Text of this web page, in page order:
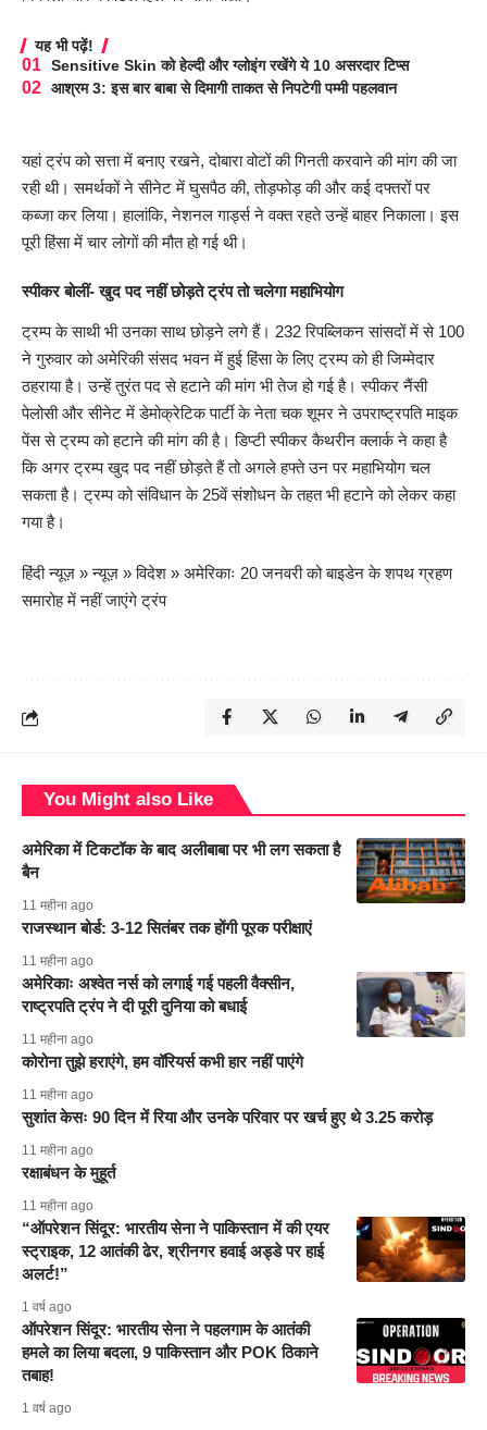
यह भी पढ़ें!
Sensitive Skin को हेल्दी और ग्लोइंग रखेंगे ये 10 असरदार टिप्स
आश्रम 3: इस बार बाबा से दिमागी ताकत से निपटेगी पम्मी पहलवान
यहां ट्रंप को सत्ता में बनाए रखने, दोबारा वोटों की गिनती करवाने की मांग की जा
रही थी। समर्थकों ने सीनेट में घुसपैठ की, तोड़फोड़ की और कई दफ्तरों पर
कब्जा कर लिया। हालांकि, नेशनल गार्ड्स ने वक्त रहते उन्हें बाहर निकाला। इस
पूरी हिंसा में चार लोगों की मौत हो गई थी।
स्पीकर बोलीं- खुद पद नहीं छोड़ते ट्रंप तो चलेगा महाभियोग
ट्रम्प के साथी भी उनका साथ छोड़ने लगे हैं। 232 रिपब्लिकन सांसदों में से 100
ने गुरुवार को अमेरिकी संसद भवन में हुई हिंसा के लिए ट्रम्प को ही जिम्मेदार
ठहराया है। उन्हें तुरंत पद से हटाने की मांग भी तेज हो गई है। स्पीकर नैंसी
पेलोसी और सीनेट में डेमोक्रेटिक पार्टी के नेता चक शूमर ने उपराष्ट्रपति माइक
पेंस से ट्रम्प को हटाने की मांग की है। डिप्टी स्पीकर कैथरीन क्लार्क ने कहा है
कि अगर ट्रम्प खुद पद नहीं छोड़ते हैं तो अगले हफ्ते उन पर महाभियोग चल
सकता है। ट्रम्प को संविधान के 25वें संशोधन के तहत भी हटाने को लेकर कहा
गया है।
हिंदी न्यूज़ »न्यूज़ »विदेश » अमेरिकाः 20 जनवरी को बाइडेन के शपथ ग्रहण
समारोह में नहीं जाएंगे ट्रंप
You Might also Like
अमेरिका में टिकटॉक के बाद अलीबाबा पर भी लग सकता है
बैन
11 महीना ago
राजस्थान बोर्ड: 3-12 सितंबर तक होंगी पूरक परीक्षाएं
11 महीना ago
अमेरिकाः अश्वेत नर्स को लगाई गई पहली वैक्सीन,
राष्ट्रपति ट्रंप ने दी पूरी दुनिया को बधाई
11 महीना ago
कोरोना तुझे हराएंगे, हम वॉरियर्स कभी हार नहीं पाएंगे
11 महीना ago
सुशांत केसः 90 दिन में रिया और उनके परिवार पर खर्च हुए थे 3.25 करोड़
11 महीना ago
रक्षाबंधन के मुहूर्त
11 महीना ago
“ऑपरेशन सिंदूर: भारतीय सेना ने पाकिस्तान में की एयर
स्ट्राइक, 12 आतंकी ढेर, श्रीनगर हवाई अड्डे पर हाई
अलर्ट!”
1 वर्ष ago
ऑपरेशन सिंदूर: भारतीय सेना ने पहलगाम के आतंकी
हमले का लिया बदला, 9 पाकिस्तान और POK ठिकाने
तबाह!
1 वर्ष ago